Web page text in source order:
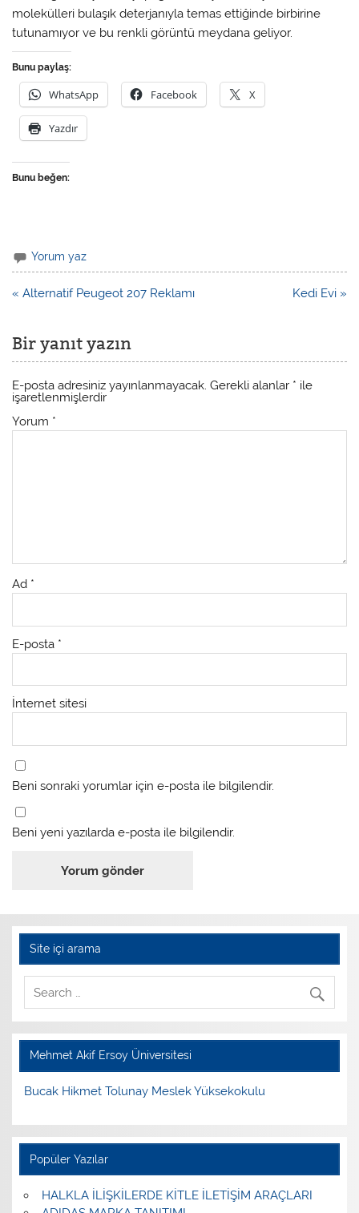
molekülleri bulaşık deterjanıyla temas ettiğinde birbirine
tutunamıyor ve bu renkli görüntü meydana geliyor.
Bunu paylaş:
WhatsApp Facebook X
Yazdır
Bunu beğen:
Yorum yaz
« Alternatif Peugeot 207 Reklamı Kedi Evi »
Bir yanıt yazın
E-posta adresiniz yayınlanmayacak. Gerekli alanlar * ile
işaretlenmişlerdir
Yorum *
Ad *
E-posta *
İnternet sitesi
Beni sonraki yorumlar için e-posta ile bilgilendir.
Beni yeni yazılarda e-posta ile bilgilendir.
Site içi arama
Mehmet Akif Ersoy Üniversitesi
Bucak Hikmet Tolunay Meslek Yüksekokulu
Popüler Yazılar
HALKLA İLİŞKİLERDE KİTLE İLETİŞİM ARAÇLARI